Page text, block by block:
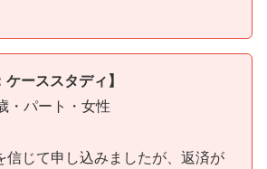
ーススタディ】
・パート・女性
信じて申し込みましたが、返済が